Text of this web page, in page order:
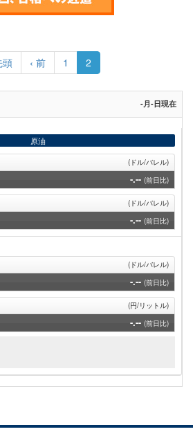
頭
前
ペ
ー
‹ 前 Page
1
カ
レ
ン
ペ
2
-月-日現在
原油
(ドル/バレル)
-.-- (前日比)
(ドル/バレル)
-.-- (前日比)
(ドル/バレル)
-.-- (前日比)
(円/リットル)
-.-- (前日比)